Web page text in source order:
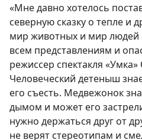
«Мне давно хотелось
северную сказку о тепле и
мир животных и мир людей
всем представлениям и
режиссер спектакля
Человеческий детеныш
его съесть. Медвежонок
дымом и может его
нужно держаться друг от
не верят стереотипам и